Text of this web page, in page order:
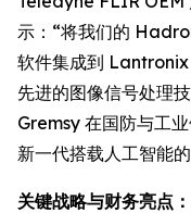
示：“将我们的
软件集成到 Lantronix
先进的图像信号处理
Gremsy 在国防与工
新一代搭载人工智能
关键战略与财务亮点：